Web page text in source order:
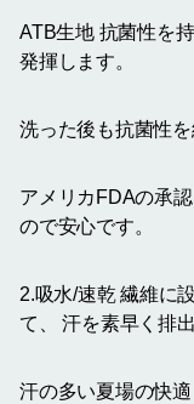
ATB生地 抗菌性を
発揮します。
洗った後も抗菌性を
アメリカFDAの承
ので安心です。
2.吸水/速乾 繊維に
て、 汗を素早く排
汗の多い夏場の快